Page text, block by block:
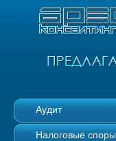
Аудит
Налоговые споры